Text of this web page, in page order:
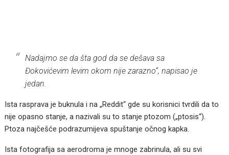
Nadajmo se da šta god da se dešava sa
Đokovićevim levim okom nije zarazno“, napisao je
jedan.
Ista rasprava je buknula i na „Reddit“ gde su korisnici tvrdili da to
nije opasno stanje, a nazivali su to stanje ptozom („ptosis“).
Ptoza najčešće podrazumijeva spuštanje očnog kapka.
Ista fotografija sa aerodroma je mnoge zabrinula, ali su svi